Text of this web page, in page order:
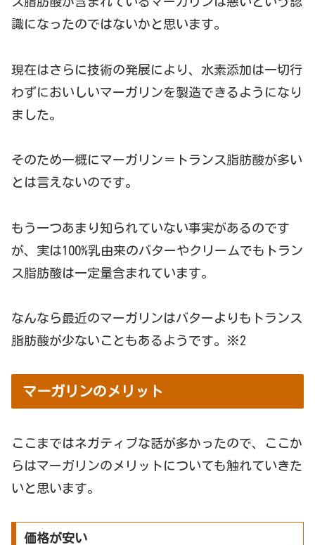
識になったのではないかと思います。
現在はさらに技術の発展により、水素添加は一切行
わずにおいしいマーガリンを製造できるようになり
ました。
そのため一概にマーガリン＝トランス脂肪酸が多い
とは言えないのです。
もう一つあまり知られていない事実があるのです
が、実は100%乳由来のバターやクリームでもトラン
ス脂肪酸は一定量含まれています。
なんなら最近のマーガリンはバターよりもトランス
脂肪酸が少ないこともあるようです。※2
マーガリンのメリット
ここまではネガティブな話が多かったので、ここか
らはマーガリンのメリットについても触れていきた
いと思います。
価格が安い